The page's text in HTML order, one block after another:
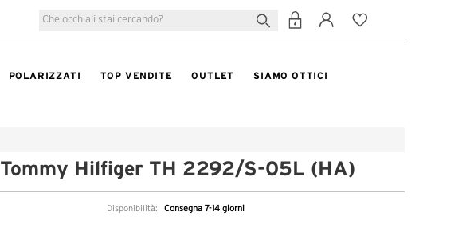
POLARIZZATI TOP VENDITE OUTLET SIAMO OTTICI
Tommy Hilfiger TH 2292/S-05L (HA)
Disponibilità: Consegna 7-14 giorni